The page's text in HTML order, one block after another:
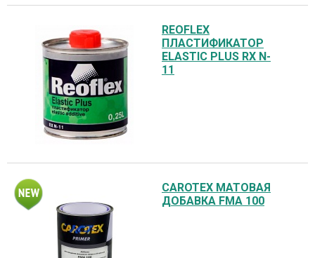
REOFLEX
ПЛАСТИФИКАТОР
ELASTIC PLUS RX N-
11
CAROTEX МАТОВАЯ
ДОБАВКА FMA 100